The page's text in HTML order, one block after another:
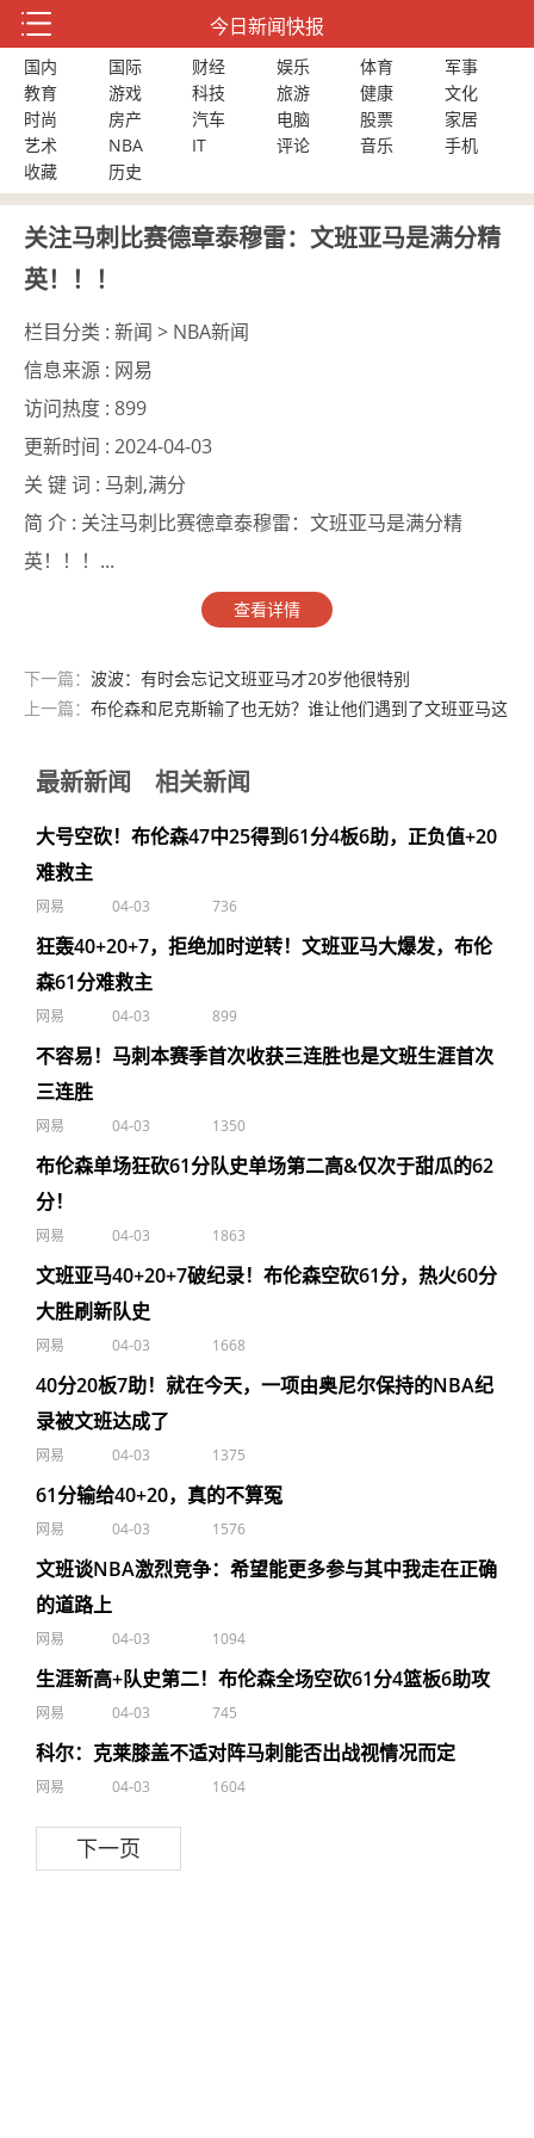
今日新闻快报
国内 国际 财经 娱乐 体育
军事
教育
游戏 科技 旅游 健康
文化
时尚
房产 汽车 电脑 股票
家居
艺术
NBA IT 评论 音乐
手机
收藏
历史
关注马刺比赛德章泰穆雷：文班亚马是满分精
英！！！
栏目分类 : 新闻 > NBA新闻
信息来源 : 网易
访问热度 : 899
更新时间 : 2024-04-03
关 键 词 : 马刺,满分
简 介 : 关注马刺比赛德章泰穆雷：文班亚马是满分精
英！！！...
查看详情
下一篇： 波波：有时会忘记文班亚马才20岁他很特别
上一篇： 布伦森和尼克斯输了也无妨？谁让他们遇到了文班亚马这
最新新闻 相关新闻
大号空砍！布伦森47中25得到61分4板6助，正负值+20
难救主
网易 04-03 736
狂轰40+20+7，拒绝加时逆转！文班亚马大爆发，布伦
森61分难救主
网易 04-03 899
不容易！马刺本赛季首次收获三连胜也是文班生涯首次
三连胜
网易 04-03 1350
布伦森单场狂砍61分队史单场第二高&仅次于甜瓜的62
分！
网易 04-03 1863
文班亚马40+20+7破纪录！布伦森空砍61分，热火60分
大胜刷新队史
网易 04-03 1668
40分20板7助！就在今天，一项由奥尼尔保持的NBA纪
录被文班达成了
网易 04-03 1375
61分输给40+20，真的不算冤
网易 04-03 1576
文班谈NBA激烈竞争：希望能更多参与其中我走在正确
的道路上
网易 04-03 1094
生涯新高+队史第二！布伦森全场空砍61分4篮板6助攻
网易 04-03 745
科尔：克莱膝盖不适对阵马刺能否出战视情况而定
网易 04-03 1604
下一页